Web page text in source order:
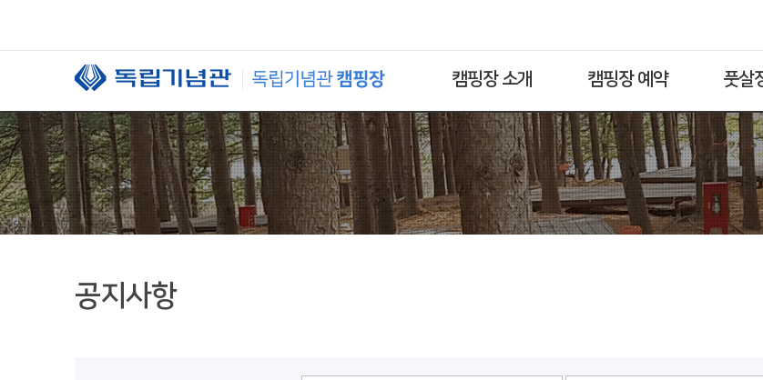
캠핑장 소개 캠핑장 예약 풋살
공지사항